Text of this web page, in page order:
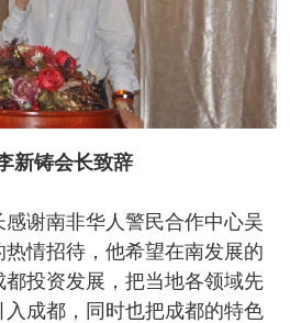
新铸会长致辞
感谢南非华人警民合作中心吴
情招待，他希望在南发展的
投资发展，把当地各领域先
成都，同时也把成都的特色